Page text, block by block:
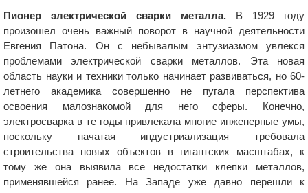
Пионер электрической сварки металла. В 1929 году
произошел очень важный поворот в научной деятельности
Евгения Патона. Он с небывалым энтузиазмом увлекся
проблемами электрической сварки металлов. Эта новая
область науки и техники только начинает развиваться, но 60-
летнего академика совершенно не пугала перспектива
освоения малознакомой для него сферы. Конечно,
электросварка в те годы привлекала многие инженерные умы,
поскольку начатая индустриализация требовала
строительства новых объектов в гигантских масштабах, к
тому же она выявила все недостатки клепки металлов,
применявшейся ранее. На Западе уже давно перешли к